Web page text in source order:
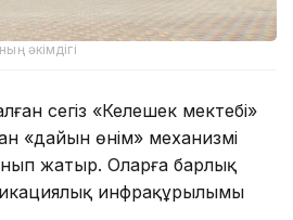
әкімдігі
сегіз «Келешек мектебі»
«дайын өнім» механизмі
жатыр. Оларға барлық
инфрақұрылымы